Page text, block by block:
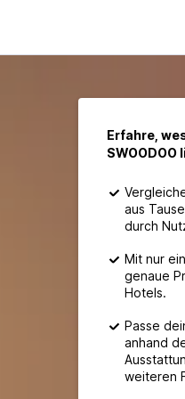
Erfahre,
SWOODOO
aus
durch
Mit nur
genaue
Hotels.
Passe
anhand
weiteren